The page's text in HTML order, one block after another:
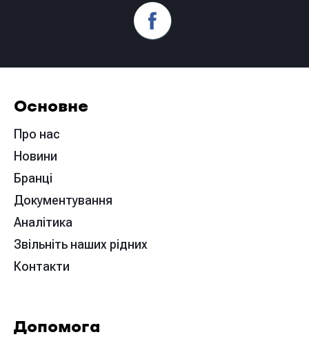
Основне
Про нас
Новини
Бранці
Документування
Аналітика
Звільніть наших рідних
Контакти
Допомога